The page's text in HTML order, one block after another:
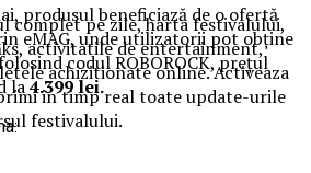
produsul beneficiază de o ofertă
eMAG, unde utilizatorii pot obține
codul ROBOROCK, prețul
la4.399 lei.
complet pe zile, harta festivalului,
activitatile de entertainment,
achizitionate online. Activeaza
in timp real toate update-urile
festivalului.